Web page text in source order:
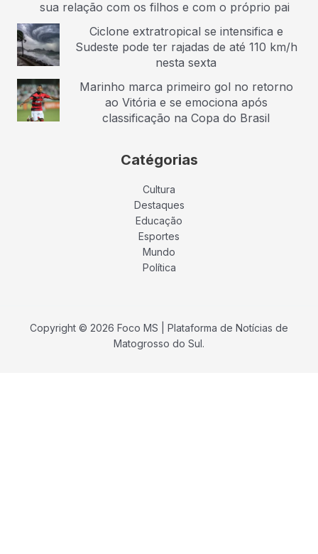
sua relação com os filhos e com o próprio pai
Ciclone extratropical se intensifica e
Sudeste pode ter rajadas de até 110 km/h
nesta sexta
Marinho marca primeiro gol no retorno
ao Vitória e se emociona após
classificação na Copa do Brasil
Catégorias
Cultura
Destaques
Educação
Esportes
Mundo
Política
Copyright © 2026 Foco MS | Plataforma de Notícias de
Matogrosso do Sul.